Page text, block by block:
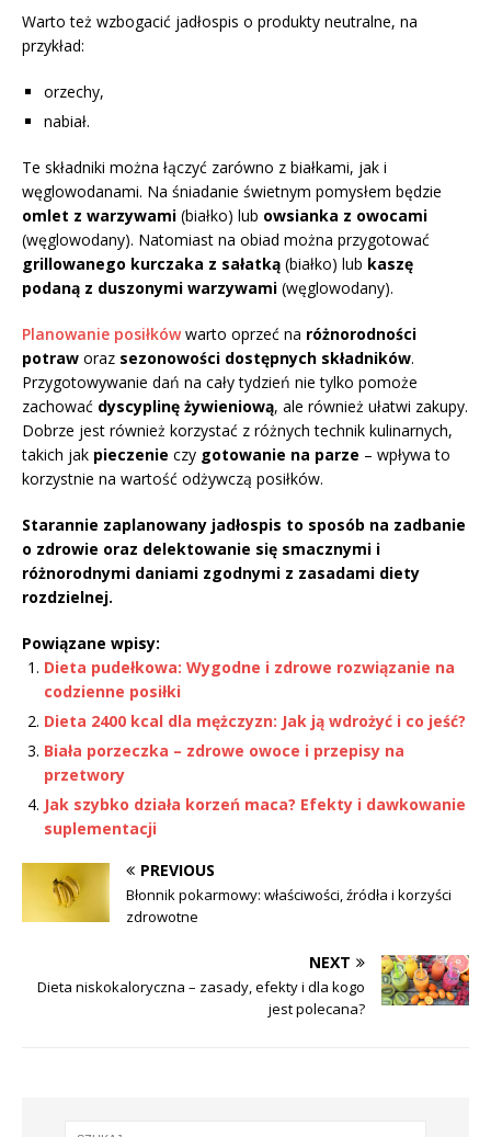
Warto też wzbogacić jadłospis o produkty neutralne, na
przykład:
orzechy,
nabiał.
Te składniki można łączyć zarówno z białkami, jak i
węglowodanami. Na śniadanie świetnym pomysłem będzie
omlet z warzywami (białko) lub owsianka z owocami
(węglowodany). Natomiast na obiad można przygotować
grillowanego kurczaka z sałatką (białko) lub kaszę
podaną z duszonymi warzywami (węglowodany).
Planowanie posiłkówwarto oprzeć na różnorodności
potraw oraz sezonowości dostępnych składników.
Przygotowywanie dań na cały tydzień nie tylko pomoże
zachować dyscyplinę żywieniową, ale również ułatwi zakupy.
Dobrze jest również korzystać z różnych technik kulinarnych,
takich jak pieczenie czy gotowanie na parze – wpływa to
korzystnie na wartość odżywczą posiłków.
Starannie zaplanowany jadłospis to sposób na zadbanie
o zdrowie oraz delektowanie się smacznymi i
różnorodnymi daniami zgodnymi z zasadami diety
rozdzielnej.
Powiązane wpisy:
Dieta pudełkowa: Wygodne i zdrowe rozwiązanie na
codzienne posiłki
Dieta 2400 kcal dla mężczyzn: Jak ją wdrożyć i co jeść?
Biała porzeczka – zdrowe owoce i przepisy na
przetwory
Jak szybko działa korzeń maca? Efekty i dawkowanie
suplementacji
PREVIOUS
Błonnik pokarmowy: właściwości, źródła i korzyści
zdrowotne
NEXT
Dieta niskokaloryczna – zasady, efekty i dla kogo
jest polecana?